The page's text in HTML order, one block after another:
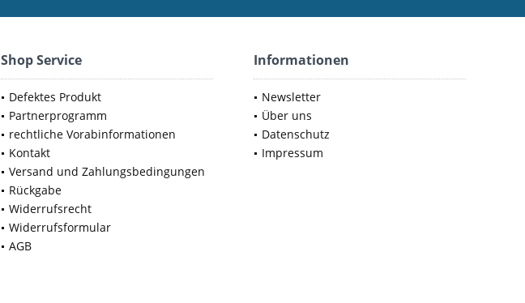
Shop Service
Defektes Produkt
Partnerprogramm
rechtliche Vorabinformationen
Kontakt
Versand und Zahlungsbedingungen
Rückgabe
Widerrufsrecht
Widerrufsformular
AGB
Informationen
Newsletter
Über uns
Datenschutz
Impressum